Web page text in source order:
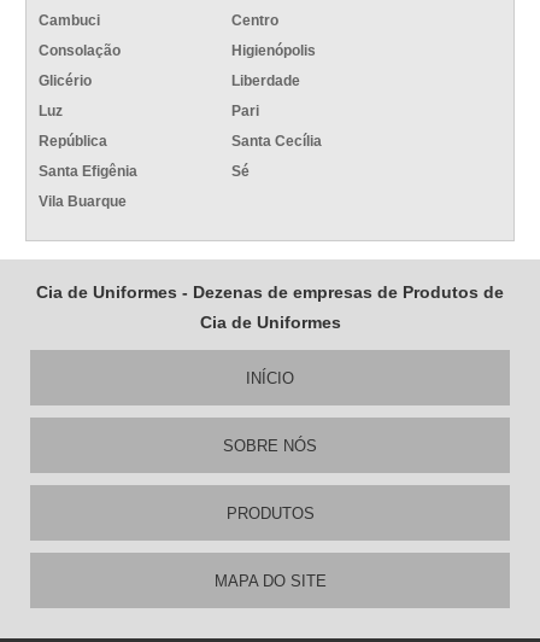
Cambuci
Centro
Consolação
Higienópolis
Glicério
Liberdade
Luz
Pari
República
Santa Cecília
Santa Efigênia
Sé
Vila Buarque
Cia de Uniformes - Dezenas de empresas de Produtos de
Cia de Uniformes
INÍCIO
SOBRE NÓS
PRODUTOS
MAPA DO SITE